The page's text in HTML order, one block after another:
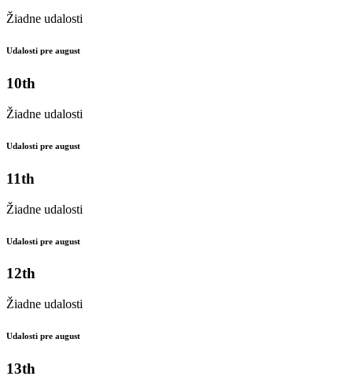
Žiadne udalosti
Udalosti pre august
10th
Žiadne udalosti
Udalosti pre august
11th
Žiadne udalosti
Udalosti pre august
12th
Žiadne udalosti
Udalosti pre august
13th